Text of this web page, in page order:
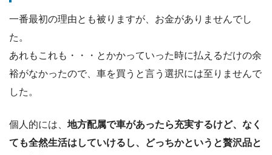
一番最初の理由とも被りますが、お金がありませんでし
た。
あれもこれも・・・とかかっていった時に払えるだけの余
裕がなかったので、車を買うと言う選択には至りませんで
した。
個人的には、 地方配属で車があったら充実するけど、なく
ても全然生活はしていけるし、どっちかというと贅沢品と